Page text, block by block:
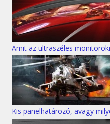
Amit az ultraszéles
Kis panelhatározó, avagy